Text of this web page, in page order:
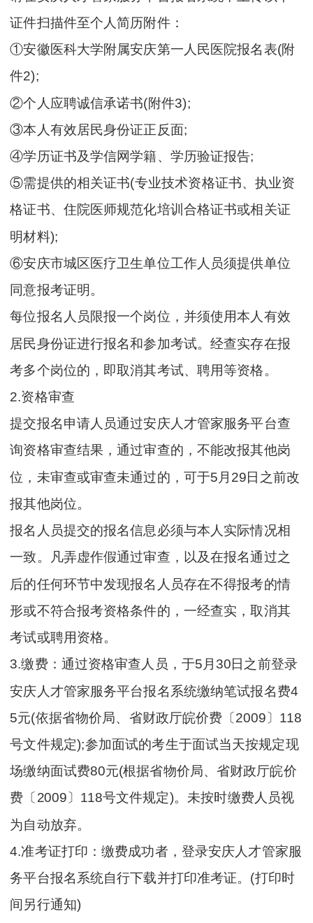
证件扫描件至个人简历附件：
①安徽医科大学附属安庆第一人民医院报名表(附
件2);
②个人应聘诚信承诺书(附件3);
③本人有效居民身份证正反面;
④学历证书及学信网学籍、学历验证报告;
⑤需提供的相关证书(专业技术资格证书、执业资
格证书、住院医师规范化培训合格证书或相关证
明材料);
⑥安庆市城区医疗卫生单位工作人员须提供单位
同意报考证明。
每位报名人员限报一个岗位，并须使用本人有效
居民身份证进行报名和参加考试。经查实存在报
考多个岗位的，即取消其考试、聘用等资格。
2.资格审查
提交报名申请人员通过安庆人才管家服务平台查
询资格审查结果，通过审查的，不能改报其他岗
位，未审查或审查未通过的，可于5月29日之前改
报其他岗位。
报名人员提交的报名信息必须与本人实际情况相
一致。凡弄虚作假通过审查，以及在报名通过之
后的任何环节中发现报名人员存在不得报考的情
形或不符合报考资格条件的，一经查实，取消其
考试或聘用资格。
3.缴费：通过资格审查人员，于5月30日之前登录
安庆人才管家服务平台报名系统缴纳笔试报名费4
5元(依据省物价局、省财政厅皖价费〔2009〕118
号文件规定);参加面试的考生于面试当天按规定现
场缴纳面试费80元(根据省物价局、省财政厅皖价
费〔2009〕118号文件规定)。未按时缴费人员视
为自动放弃。
4.准考证打印：缴费成功者，登录安庆人才管家服
务平台报名系统自行下载并打印准考证。(打印时
间另行通知)